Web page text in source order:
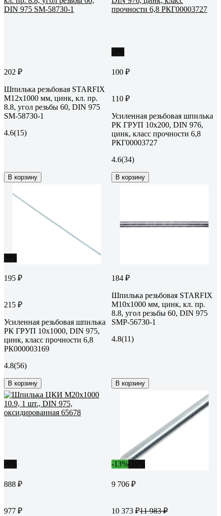
202 ₽
Шпилька резьбовая STARFIX
М12x1000 мм, цинк, кл. пр.
8.8, угол резьбы 60, DIN 975
SM-58730-1
4.6(15)
В корзину
100 ₽
110 ₽
Усиленная резьбовая шпилька
РК ГРУП 10x200, DIN 976,
цинк, класс прочности 6,8
РКГ00003727
4.6(34)
В корзину
195 ₽
215 ₽
Усиленная резьбовая шпилька
РК ГРУП 10x1000, DIN 975,
цинк, класс прочности 6,8
РК000003169
4.8(56)
В корзину
184 ₽
Шпилька резьбовая STARFIX
М10x1000 мм, цинк, кл. пр.
8.8, угол резьбы 60, DIN 975
SMP-56730-1
4.8(11)
В корзину
888 ₽
977 ₽
-13%
9 706 ₽
10 373 ₽11 983 ₽